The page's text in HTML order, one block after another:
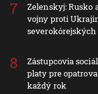
Zelenskyj: Rusko
vojny proti
Zástupcovia
platy pre
každý rok